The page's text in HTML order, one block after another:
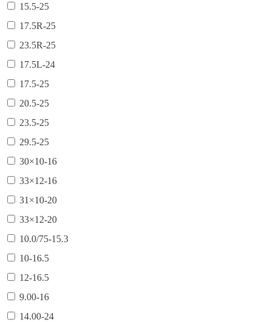
15.5-25
17.5R-25
23.5R-25
17.5L-24
17.5-25
20.5-25
23.5-25
29.5-25
30×10-16
33×12-16
31×10-20
33×12-20
10.0/75-15.3
10-16.5
12-16.5
9.00-16
14.00-24